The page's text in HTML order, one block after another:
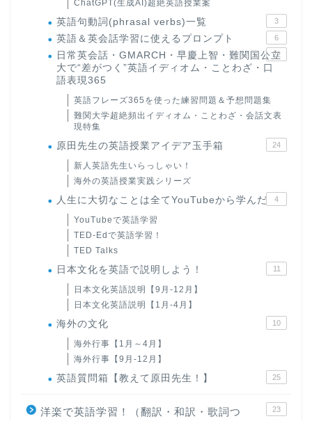
ChatGPT(生成AI)超絶英語授業案
英語句動詞(phrasal verbs)一覧 3
英語＆英会話学習に使えるプロンプト 6
日常英会話・GMARCH・早慶上智・難関国公立
大で“差がつく”英語イディオム・ことわざ・口
語表現365
22
英語フレーズ365を使った練習問題＆予想問題集
難関大学超絶頻出イディオム・ことわざ・会話文表
現特集
原田先生の英語授業アイデア玉手箱 24
新人英語先生いらっしゃい！
海外の英語授業実践シリーズ
人生に大切なことは全てYouTubeから学んだ 4
YouTubeで英語学習
TED-Edで英語学習！
TED Talks
日本文化を英語で説明しよう！ 11
日本文化英語説明【9月-12月】
日本文化英語説明【1月-4月】
海外の文化 10
海外行事【1月～4月】
海外行事【9月-12月】
英語質問箱【教えて原田先生！】 25
洋楽で英語学習！（翻訳・和訳・歌詞つ
23